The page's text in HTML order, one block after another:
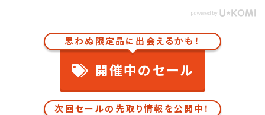
思わぬ限定品に出会えるかも！
開催中のセール
次回セールの先取り情報を公開中！